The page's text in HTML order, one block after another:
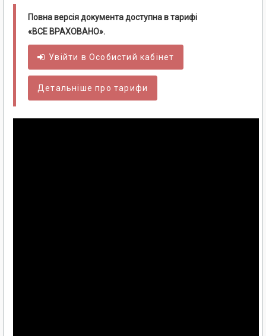
Повна версія документа доступна в тарифі
«ВСЕ ВРАХОВАНО».
Увійти вОсобистий кабінет
Детальніше про тарифи